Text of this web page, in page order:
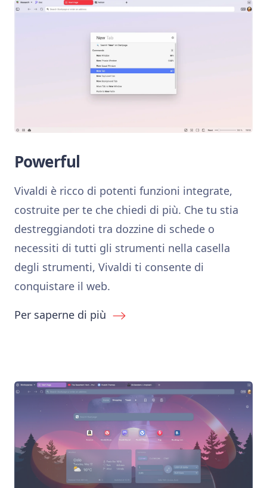
Powerful
Vivaldi è ricco di potenti funzioni integrate,
costruite per te che chiedi di più. Che tu stia
destreggiandoti tra dozzine di schede o
necessiti di tutti gli strumenti nella casella
degli strumenti, Vivaldi ti consente di
conquistare il web.
Per saperne di più